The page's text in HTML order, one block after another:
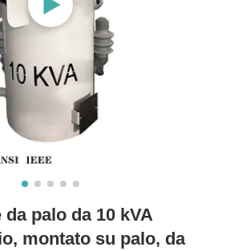
palo da 10 kVA
montato su palo, da